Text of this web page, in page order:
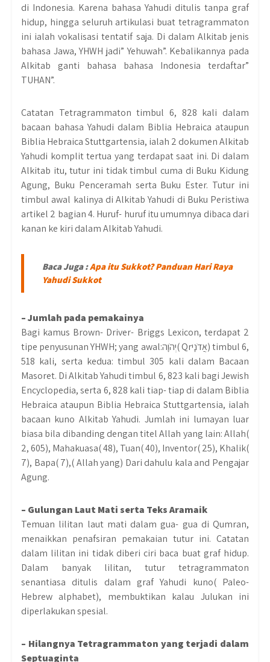
di Indonesia. Karena bahasa Yahudi ditulis tanpa graf
hidup, hingga seluruh artikulasi buat tetragrammaton
ini ialah vokalisasi tentatif saja. Di dalam Alkitab jenis
bahasa Jawa, YHWH jadi” Yehuwah”. Kebalikannya pada
Alkitab ganti bahasa bahasa Indonesia terdaftar”
TUHAN”.
Catatan Tetragrammaton timbul 6, 828 kali dalam
bacaan bahasa Yahudi dalam Biblia Hebraica ataupun
Biblia Hebraica Stuttgartensia, ialah 2 dokumen Alkitab
Yahudi komplit tertua yang terdapat saat ini. Di dalam
Alkitab itu, tutur ini tidak timbul cuma di Buku Kidung
Agung, Buku Penceramah serta Buku Ester. Tutur ini
timbul awal kalinya di Alkitab Yahudi di Buku Peristiwa
artikel 2 bagian 4. Huruf- huruf itu umumnya dibaca dari
kanan ke kiri dalam Alkitab Yahudi.
Baca Juga :Apa itu Sukkot? Panduan Hari Raya
Yahudi Sukkot
– Jumlah pada pemakainya
Bagi kamus Brown- Driver- Briggs Lexicon, terdapat 2
tipe penyusunan YHWH; yang awal:יְהֹוָה( Qrאֲדֹנָי) timbul 6,
518 kali, serta kedua: timbul 305 kali dalam Bacaan
Masoret. Di Alkitab Yahudi timbul 6, 823 kali bagi Jewish
Encyclopedia, serta 6, 828 kali tiap- tiap di dalam Biblia
Hebraica ataupun Biblia Hebraica Stuttgartensia, ialah
bacaan kuno Alkitab Yahudi. Jumlah ini lumayan luar
biasa bila dibanding dengan titel Allah yang lain: Allah(
2, 605), Mahakuasa( 48), Tuan( 40), Inventor( 25), Khalik(
7), Bapa( 7),( Allah yang) Dari dahulu kala and Pengajar
Agung.
– Gulungan Laut Mati serta Teks Aramaik
Temuan lilitan laut mati dalam gua- gua di Qumran,
menaikkan penafsiran pemakaian tutur ini. Catatan
dalam lilitan ini tidak diberi ciri baca buat graf hidup.
Dalam banyak lilitan, tutur tetragrammaton
senantiasa ditulis dalam graf Yahudi kuno( Paleo-
Hebrew alphabet), membuktikan kalau Julukan ini
diperlakukan spesial.
– Hilangnya Tetragrammaton yang terjadi dalam
Septuaginta